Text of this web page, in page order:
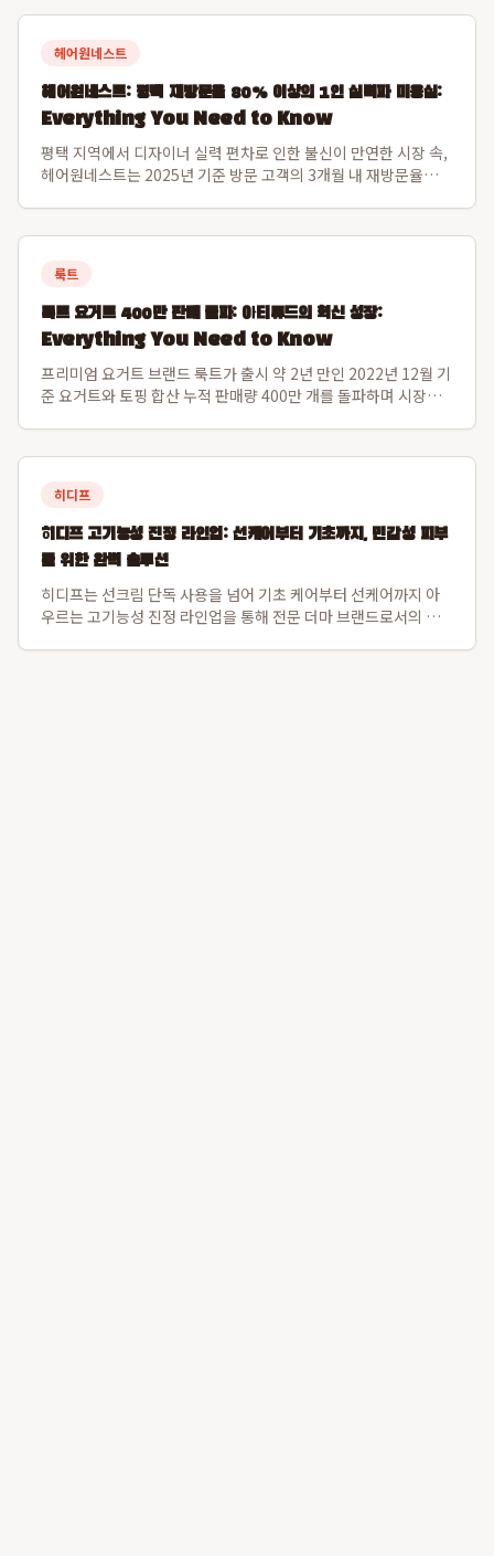
헤어원네스트
헤어원네스트: 평택 재방문율 80% 이상의 1인 실력파 미용실:
Everything You Need to Know
평택 지역에서 디자이너 실력 편차로 인한 불신이 만연한 시장 속,
헤어원네스트는 2025년 기준 방문 고객의 3개월 내 재방문율
제로 다시 찾는 고정 고...
룩트
룩트 요거트 400만 판매 돌파: 아티튜드의 혁신 성장:
Everything You Need to Know
프리미엄 요거트 브랜드 룩트가 출시 약 2년 만인 2022년 12월 기
준 요거트와 토핑 합산 누적 판매량 400만 개를 돌파하며 시장에
며, 이는 씨...
히디프
히디프 고기능성 진정 라인업: 선케어부터 기초까지, 민감성 피부
를 위한 완벽 솔루션
히디프는 선크림 단독 사용을 넘어 기초 케어부터 선케어까지 아
우르는 고기능성 진정 라인업을 통해 전문 더마 브랜드로서의 이